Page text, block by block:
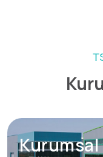
Kurumsal